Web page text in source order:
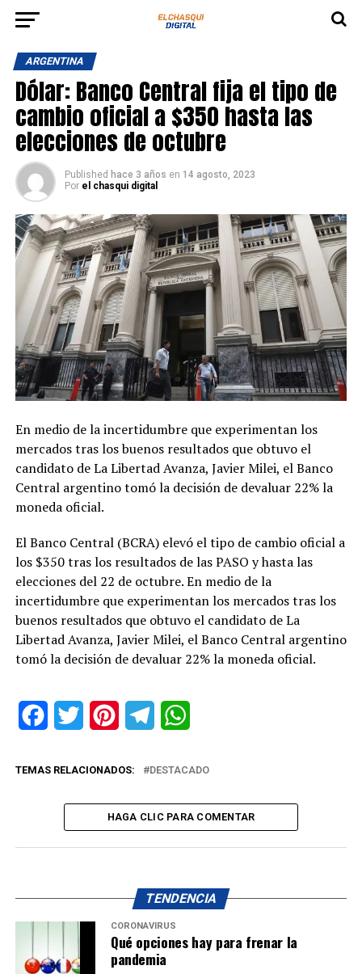
ARGENTINA
Dólar: Banco Central fija el tipo de
cambio oficial a $350 hasta las
elecciones de octubre
Published hace 3 años en 14 agosto, 2023
Por el chasqui digital
En medio de la incertidumbre que experimentan los
mercados tras los buenos resultados que obtuvo el
candidato de La Libertad Avanza, Javier Milei, el Banco
Central argentino tomó la decisión de devaluar 22% la
moneda oficial.
El Banco Central (BCRA) elevó el tipo de cambio oficial a
los $350 tras los resultados de las PASO y hasta las
elecciones del 22 de octubre. En medio de la
incertidumbre que experimentan los mercados tras los
buenos resultados que obtuvo el candidato de La
Libertad Avanza, Javier Milei, el Banco Central argentino
tomó la decisión de devaluar 22% la moneda oficial.
FacebookTwitter PinterestTelegram
TEMAS RELACIONADOS: DESTACADO
HAGA CLIC PARA COMENTAR
TENDENCIA
CORONAVIRUS
Qué opciones hay para frenar la
pandemia